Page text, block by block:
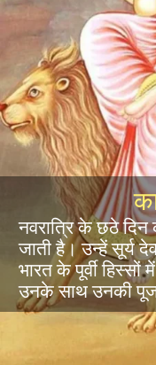
नवरात्रि के छठे दिन
जाती है। उन्हें सूर्य
भारत के पूर्वी हिस्सों
उनके साथ उनकी